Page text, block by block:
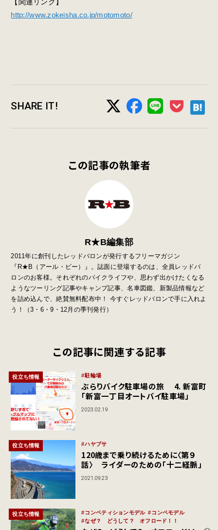
http://www.zokeisha.co.jp/motomoto/
SHARE IT!
この記事の執筆者
R★B編集部
2011年に創刊したレッドバロンが発行するフリーマガジン
『R★B（アール・ビー）』。誌面に登場するのは、全員レッドバ
ロンのお客様。それぞれのバイクライフや、思わず出かけたくなる
ようなツーリング記事やキャンプ記事、名車図鑑、新製品情報など
を詰め込んで、絶賛無料配布中！ 今すぐレッドバロンで手に入れよ
う！（3・6・9・12月の季刊発行）
この記事に関連する記事
役立ち情報 駐輪場
ぶらりバイク駐車場の旅 4. 新富町
「新富一丁目オートバイ駐車場」
2023.02.19
役立ち情報 ハヤブサ
120歳まで乗り続けるために〈第９
話〉 ライダーのための「十二経脈」
2021.09.23
役立ち情報 コンペティションモデル
コンペモデル
なぜ？ どうして？ オフロード！！